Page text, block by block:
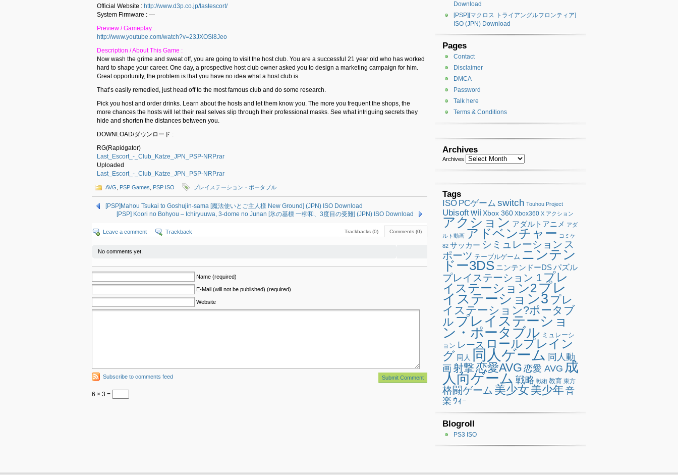
Official Website : http://www.d3p.co.jp/lastescort/
System Firmware : —
Preview / Gameplay :
http://www.youtube.com/watch?v=23JXOSl8Jeo
Description / About This Game :
Now wash the grime and sweat off, you are going to visit the host club. You are a successful 21 year old who has worked
hard to shape your career. One day, a prospective host club owner asked you to design a marketing campaign for him.
Great opportunity, the problem is that you have no idea what a host club is.
That’s easily remedied, just head off to the most famous club and do some research.
Pick you host and order drinks. Learn about the hosts and let them know you. The more you frequent the shops, the
more chances the hosts will let their real selves slip through their professional masks. See what intriguing secrets they
hide and shorten the distances between you.
DOWNLOAD/ダウンロード :
RG(Rapidgator)
Last_Escort_-_Club_Katze_JPN_PSP-NRP.rar
Uploaded
Last_Escort_-_Club_Katze_JPN_PSP-NRP.rar
AVG PSP Games PSP ISO プレイステーション・ポータブル
[PSP]Mahou Tsukai to Goshujin-sama [魔法使いとご主人様 New Ground] (JPN) ISO Download
[PSP] Koori no Bohyou – Ichiryuuwa, 3-dome no Junan [氷の基標 一柳和、3度目の受難] (JPN) ISO Download
Comments (0)
Trackbacks (0)
Leave a comment Trackback
No comments yet.
Name (required)
E-Mail (will not be published) (required)
Website
Subscribe to comments feed
6 × 3 =
Download
[PSP][マクロス トライアングルフロンティア]
ISO (JPN) Download
Pages
Contact
Disclaimer
DMCA
Password
Talk here
Terms & Conditions
Archives
Archives
Tags
ISO PCゲーム switch Touhou Project
Ubisoftwii Xbox 360 Xbox360 X アクション
アクション アダルトアニメ アダ
ルト動画 アドベンチャー コミケ
82 サッカー シミュレーション ス
ポーツ テーブルゲーム ニンテン
ドー3DS ニンテンドーDSパズル
プレイステーション 1 プレ
イステーション2プレ
イステーション3 プレ
イステーション?ポータブ
ル プレイステーショ
ン・ポータブル ミュレーシ
ョン レース ロールプレイン
グ 同人 同人ゲーム 同人動
画射撃恋愛AVG 恋愛 AVG 成
人向ゲーム 戦略 戦術 教育 東方
格闘ゲーム 美少女 美少年音
楽 ｳｨｰ
Blogroll
PS3 ISO